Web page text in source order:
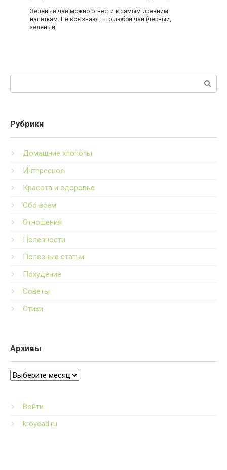
Зеленый чай можно отнести к самым древним
напиткам. Не все знают, что любой чай (черный,
зеленый,
Поиск:
Рубрики
Домашние хлопоты
Интересное
Красота и здоровье
Обо всем
Отношения
Полезности
Полезные статьи
Похудение
Советы
Стихи
Архивы
Архивы
Войти
kroycad.ru